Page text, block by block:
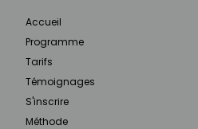
Accueil
Programme
Tarifs
Témoignages
S'inscrire
Méthode